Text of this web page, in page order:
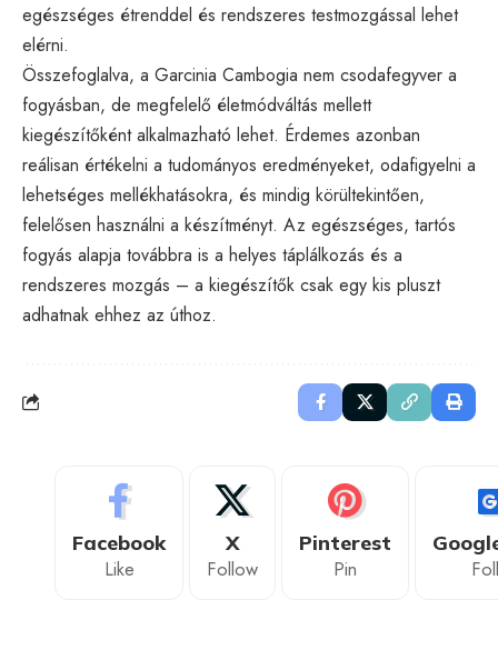
egészséges étrenddel és rendszeres testmozgással lehet
elérni.
Összefoglalva, a Garcinia Cambogia nem csodafegyver a
fogyásban, de megfelelő életmódváltás mellett
kiegészítőként alkalmazható lehet. Érdemes azonban
reálisan értékelni a tudományos eredményeket, odafigyelni a
lehetséges mellékhatásokra, és mindig körültekintően,
felelősen használni a készítményt. Az egészséges, tartós
fogyás alapja továbbra is a helyes táplálkozás és a
rendszeres mozgás – a kiegészítők csak egy kis pluszt
adhatnak ehhez az úthoz.
Facebook
Like
X
Follow
Pinterest
Pin